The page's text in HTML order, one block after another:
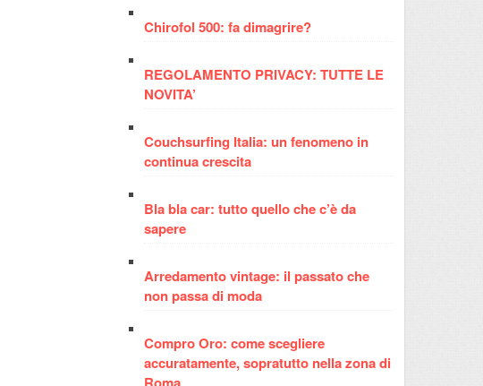
Chirofol 500: fa dimagrire?
REGOLAMENTO PRIVACY: TUTTE LE
NOVITA’
Couchsurfing Italia: un fenomeno in
continua crescita
Bla bla car: tutto quello che c’è da
sapere
Arredamento vintage: il passato che
non passa di moda
Compro Oro: come scegliere
accuratamente, sopratutto nella zona di